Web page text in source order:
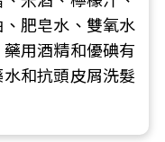
肥皂水、雙氧水
用酒精和優碘有
和抗頭皮屑洗髮